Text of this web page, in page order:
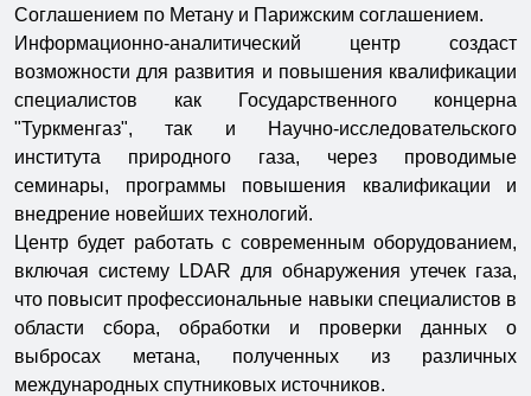
Соглашением по Метану и Парижским соглашением.
Информационно-аналитический центр создаст
возможности для развития и повышения квалификации
специалистов как Государственного концерна
"Туркменгаз", так и Научно-исследовательского
института природного газа, через проводимые
семинары, программы повышения квалификации и
внедрение новейших технологий.
Центр будет работать с современным оборудованием,
включая систему LDAR для обнаружения утечек газа,
что повысит профессиональные навыки специалистов в
области сбора, обработки и проверки данных о
выбросах метана, полученных из различных
международных спутниковых источников.